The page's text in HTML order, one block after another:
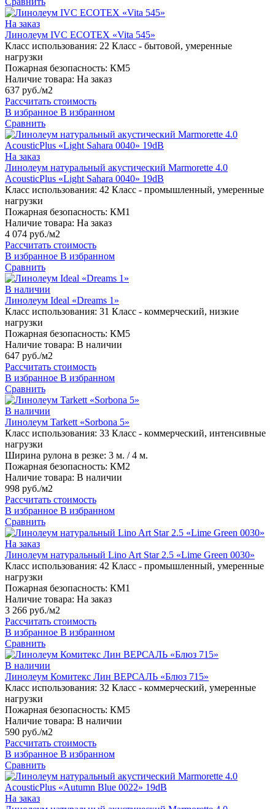
На заказ
Линолеум IVC ECOTEX «Vita 545»
Класс использования: 22 Класс - бытовой, умеренные
нагрузки
Пожарная безопасность: КМ5
Наличие товара: На заказ
637 руб./м2
Рассчитать стоимость
В избранное В избранном
Сравнить
На заказ
Линолеум натуральный акустический Marmorette 4.0
AcousticPlus «Light Sahara 0040» 19dB
Класс использования: 42 Класс - промышленный, умеренные
нагрузки
Пожарная безопасность: КМ1
Наличие товара: На заказ
4 074 руб./м2
Рассчитать стоимость
В избранное В избранном
Сравнить
В наличии
Линолеум Ideal «Dreams 1»
Класс использования: 31 Класс - коммерческий, низкие
нагрузки
Пожарная безопасность: КМ5
Наличие товара: В наличии
647 руб./м2
Рассчитать стоимость
В избранное В избранном
Сравнить
В наличии
Линолеум Tarkett «Sorbona 5»
Класс использования: 33 Класс - коммерческий, интенсивные
нагрузки
Ширина рулона в резке: 3 м. / 4 м.
Пожарная безопасность: КМ2
Наличие товара: В наличии
998 руб./м2
Рассчитать стоимость
В избранное В избранном
Сравнить
На заказ
Линолеум натуральный Lino Art Star 2.5 «Lime Green 0030»
Класс использования: 42 Класс - промышленный, умеренные
нагрузки
Пожарная безопасность: КМ1
Наличие товара: На заказ
3 266 руб./м2
Рассчитать стоимость
В избранное В избранном
Сравнить
В наличии
Линолеум Комитекс Лин ВЕРСАЛЬ «Блюз 715»
Класс использования: 32 Класс - коммерческий, умеренные
нагрузки
Пожарная безопасность: КМ5
Наличие товара: В наличии
590 руб./м2
Рассчитать стоимость
В избранное В избранном
Сравнить
На заказ